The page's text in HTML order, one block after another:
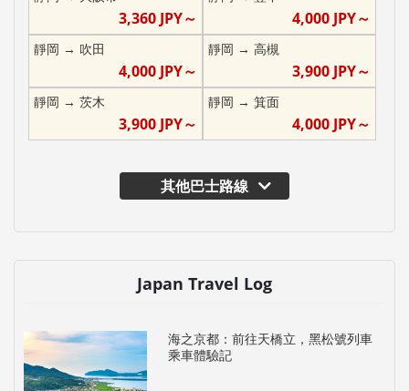
3,360JPY～ 4,000 JPY～
靜岡 → 吹田
4,000JPY～
靜岡 → 高槻
3,900 JPY～
靜岡 → 茨木
3,900JPY～
靜岡 → 箕面
4,000 JPY～
其他巴士路線
Japan Travel Log
海之京都：前往天橋立，黑松號列車
乘車體驗記